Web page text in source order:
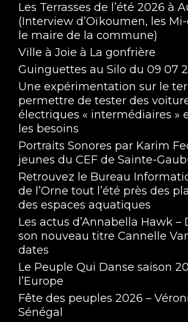
Les Terrasses de l’été 2026 à
(Interview d’Oïkoumen, les
le maire de la commune)
Ville à Joie à La gonfrière
Guinguettes au Silo du 09 07
Une expérimentation sur le
permettre de tester des
électriques « intermédiaires »
les besoins
Portraits Sonores par Karim
jeunes du CEF de Sainte-
Retrouvez le Bureau
de l’Orne tout l’été près des
des espaces aquatiques
Les actus d’Annabella Hawk –
son nouveau titre Cannelle
dates
Le Peuple Qui Danse saison
l’Europe
Fête des peuples 2026 –
Sénégal